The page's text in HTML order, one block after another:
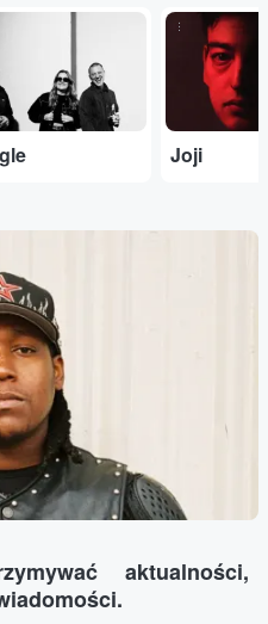
...
Joji
aktualności,